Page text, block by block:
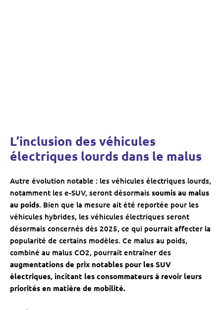
L’inclusion des véhicules
électriques lourds dans le malus
Autre évolution notable : les véhicules électriques lourds,
notamment les e-SUV, seront désormais soumis au malus
au poids. Bien que la mesure ait été reportée pour les
véhicules hybrides, les véhicules électriques seront
désormais concernés dès 2025, ce qui pourrait affecter la
popularité de certains modèles. Ce malus au poids,
combiné au malus CO2, pourrait entraîner des
augmentations de prix notables pour les SUV
électriques, incitant les consommateurs à revoir leurs
priorités en matière de mobilité.